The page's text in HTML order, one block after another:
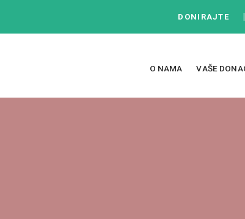
DONIRAJTE
O NAMA VAŠE